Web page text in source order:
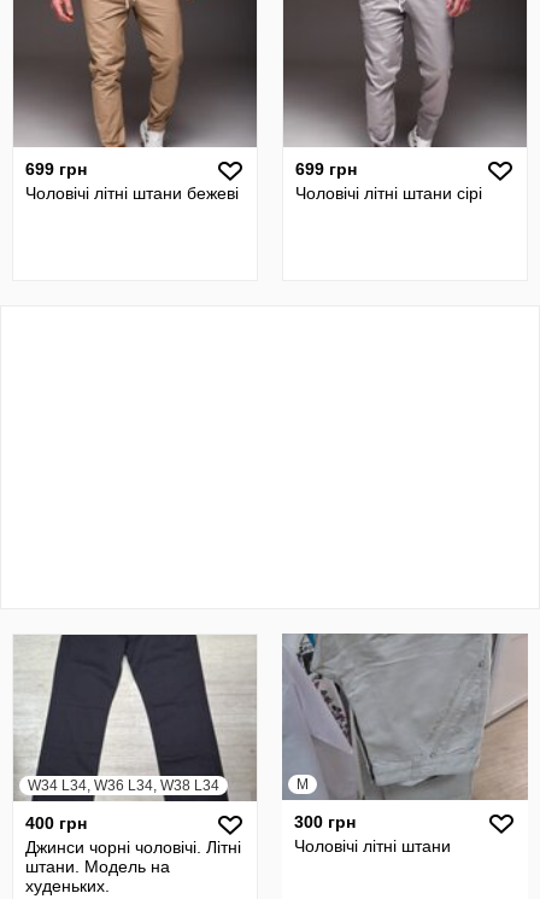
699 грн
Чоловічі літні штани бежеві
699 грн
Чоловічі літні штани сірі
W34 L34, W36 L34, W38 L34
400 грн
Джинси чорні чоловічі. Літні
штани. Модель на
худеньких.
M
300 грн
Чоловічі літні штани